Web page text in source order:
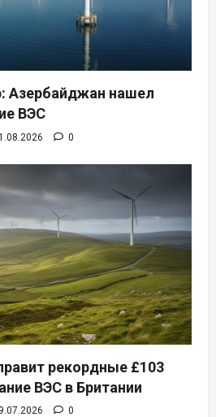
Азербайджан нашел
ВЭС
0
рекордные £103
ВЭС в Британии
0